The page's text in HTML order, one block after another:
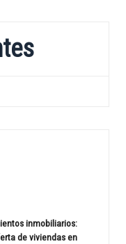
inmobiliarios:
de viviendas en